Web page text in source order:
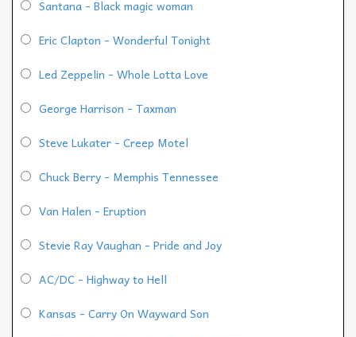
Santana - Black magic woman
Eric Clapton - Wonderful Tonight
Led Zeppelin - Whole Lotta Love
George Harrison - Taxman
Steve Lukater - Creep Motel
Chuck Berry - Memphis Tennessee
Van Halen - Eruption
Stevie Ray Vaughan - Pride and Joy
AC/DC - Highway to Hell
Kansas - Carry On Wayward Son